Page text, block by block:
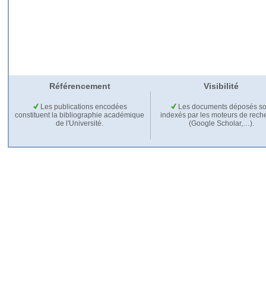
Référencement Visibilité
Les publications encodées
constituent la bibliographie académique
de l'Université.
Les documents déposés
indexés par les moteurs de
(Google Scholar,…).